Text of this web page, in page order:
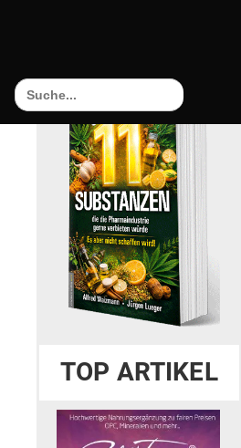
Search
for:
TOP ARTIKEL